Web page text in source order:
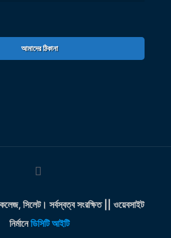
আমাদের ঠিকানা
সিলেট। সর্বস্বত্ব সংরক্ষিত || ওয়েবসাইট
নির্মানেডিসিটি আইটি